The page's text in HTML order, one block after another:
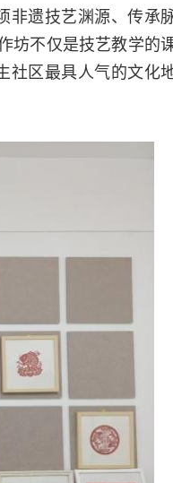
非遗技艺渊源、传承
坊不仅是技艺教学的
社区最具人气的文化